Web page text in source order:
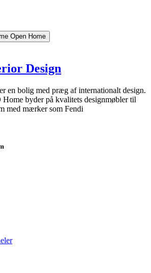
Open Home
Design
en bolig med præg af internationalt design.
byder på kvalitets designmøbler til
med mærker som Fendi